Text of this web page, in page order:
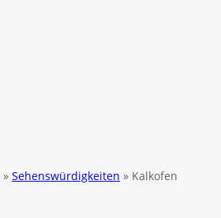
» Sehenswürdigkeiten » Kalkofen